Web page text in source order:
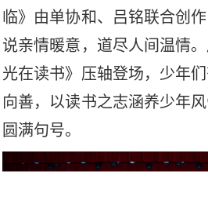
临》由单协和、吕铭联合创
说亲情暖意，道尽人间温情
光在读书》压轴登场，少年
向善，以读书之志涵养少年
圆满句号。